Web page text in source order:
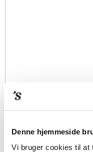
Denne hjemmeside
Vi bruger cookies til at